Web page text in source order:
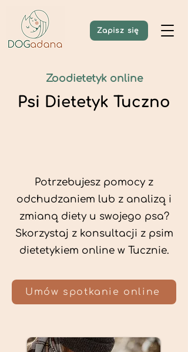
Zapisz się
Zoodietetyk online
Psi Dietetyk Tuczno
Potrzebujesz pomocy z
odchudzaniem lub z analizą i
zmianą diety u swojego psa?
Skorzystaj z konsultacji z psim
dietetykiem online w Tucznie.
Umów spotkanie online